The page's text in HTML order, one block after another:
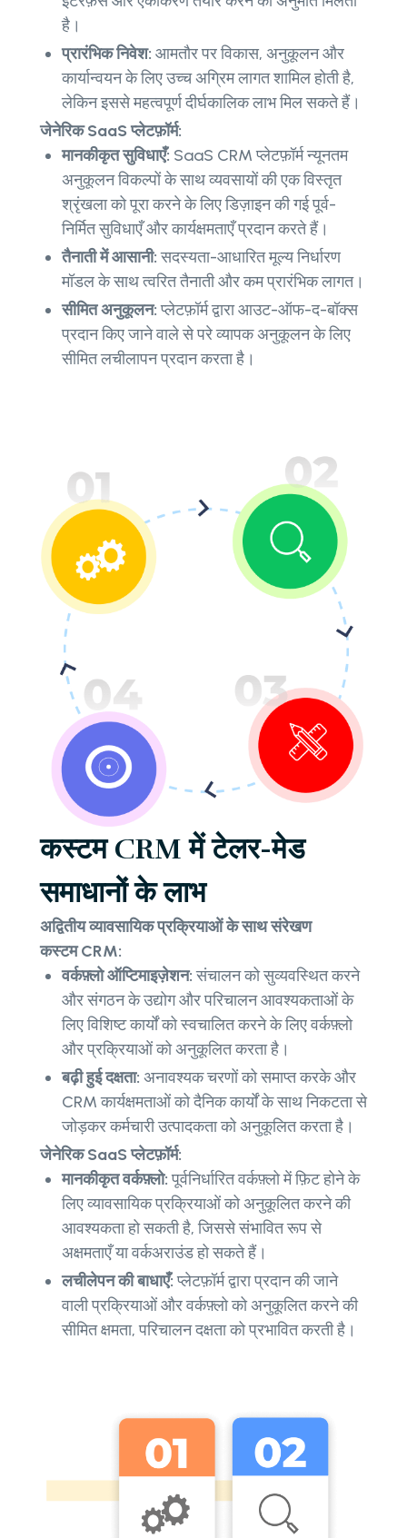
है।
प्रारंभिक निवेश: आमतौर पर विकास, अनुकूलन और
कार्यान्वयन के लिए उच्च अग्रिम लागत शामिल होती है,
लेकिन इससे महत्वपूर्ण दीर्घकालिक लाभ मिल सकते हैं।
जेनेरिक SaaS प्लेटफ़ॉर्म:
मानकीकृत सुविधाएँ: SaaS CRM प्लेटफ़ॉर्म न्यूनतम
अनुकूलन विकल्पों के साथ व्यवसायों की एक विस्तृत
श्रृंखला को पूरा करने के लिए डिज़ाइन की गई पूर्व-
निर्मित सुविधाएँ और कार्यक्षमताएँ प्रदान करते हैं।
तैनाती में आसानी:सदस्यता-आधारित मूल्य निर्धारण
मॉडल के साथ त्वरित तैनाती और कम प्रारंभिक लागत।
सीमित अनुकूलन:प्लेटफ़ॉर्म द्वारा आउट-ऑफ-द-बॉक्स
प्रदान किए जाने वाले से परे व्यापक अनुकूलन के लिए
सीमित लचीलापन प्रदान करता है।
कस्टम CRM में टेलर-मेड
समाधानों के लाभ
अद्वितीय व्यावसायिक प्रक्रियाओं के साथ संरेखण
कस्टम CRM:
वर्कफ़्लो ऑप्टिमाइज़ेशन:संचालन को सुव्यवस्थित करने
और संगठन के उद्योग और परिचालन आवश्यकताओं के
लिए विशिष्ट कार्यों को स्वचालित करने के लिए वर्कफ़्लो
और प्रक्रियाओं को अनुकूलित करता है।
बढ़ी हुई दक्षता: अनावश्यक चरणों को समाप्त करके और
CRM कार्यक्षमताओं को दैनिक कार्यों के साथ निकटता से
जोड़कर कर्मचारी उत्पादकता को अनुकूलित करता है।
जेनेरिक SaaS प्लेटफ़ॉर्म:
मानकीकृत वर्कफ़्लो:पूर्वनिर्धारित वर्कफ़्लो में फ़िट होने के
लिए व्यावसायिक प्रक्रियाओं को अनुकूलित करने की
आवश्यकता हो सकती है, जिससे संभावित रूप से
अक्षमताएँ या वर्कअराउंड हो सकते हैं।
लचीलेपन की बाधाएँ:प्लेटफ़ॉर्म द्वारा प्रदान की जाने
वाली प्रक्रियाओं और वर्कफ़्लो को अनुकूलित करने की
सीमित क्षमता, परिचालन दक्षता को प्रभावित करती है।